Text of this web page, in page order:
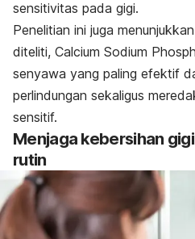
sensitivitas pada gigi.
Penelitian ini juga
diteliti, Calcium Sodium
senyawa yang paling efektif
perlindungan sekaligus
sensitif.
Menjaga kebersihan
rutin